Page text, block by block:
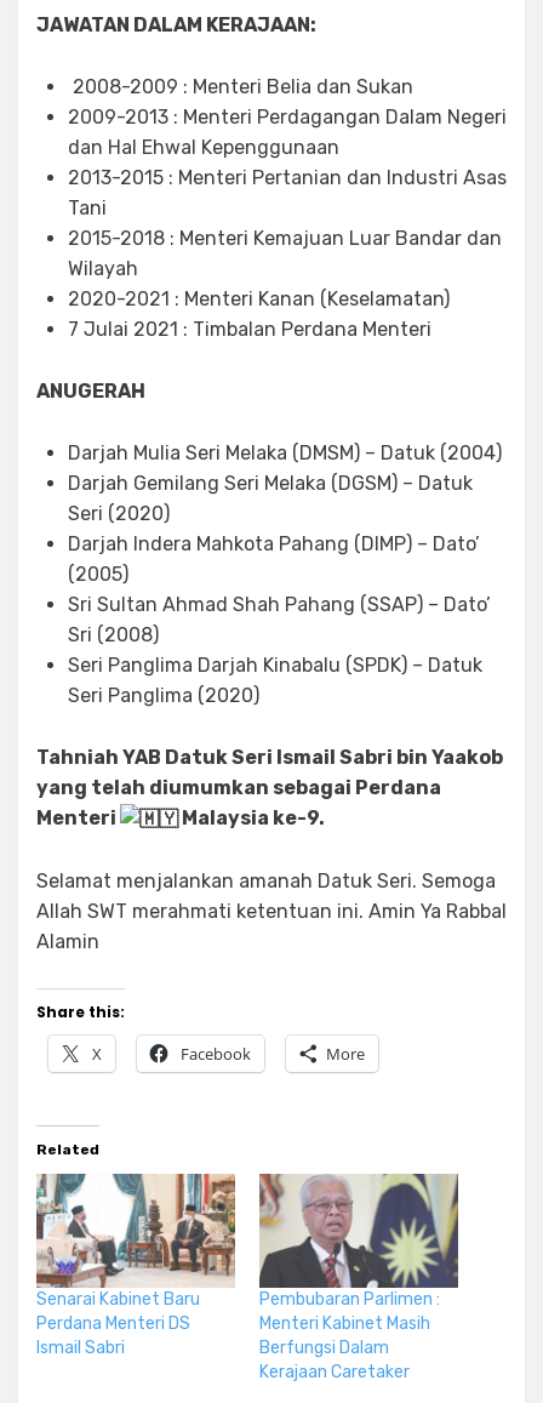
JAWATAN DALAM KERAJAAN:
2008-2009 : Menteri Belia dan Sukan
2009-2013 : Menteri Perdagangan Dalam Negeri
dan Hal Ehwal Kepenggunaan
2013-2015 : Menteri Pertanian dan Industri Asas
Tani
2015-2018 : Menteri Kemajuan Luar Bandar dan
Wilayah
2020-2021 : Menteri Kanan (Keselamatan)
7 Julai 2021 : Timbalan Perdana Menteri
ANUGERAH
Darjah Mulia Seri Melaka (DMSM) – Datuk (2004)
Darjah Gemilang Seri Melaka (DGSM) – Datuk
Seri (2020)
Darjah Indera Mahkota Pahang (DIMP) – Dato’
(2005)
Sri Sultan Ahmad Shah Pahang (SSAP) – Dato’
Sri (2008)
Seri Panglima Darjah Kinabalu (SPDK) – Datuk
Seri Panglima (2020)
Tahniah YAB Datuk Seri Ismail Sabri bin Yaakob
yang telah diumumkan sebagai Perdana
Menteri
Malaysia ke-9.
Selamat menjalankan amanah Datuk Seri. Semoga
Allah SWT merahmati ketentuan ini. Amin Ya Rabbal
Alamin
Share this:
X Facebook More
Related
Senarai Kabinet Baru
Perdana Menteri DS
Ismail Sabri
Pembubaran Parlimen :
Menteri Kabinet Masih
Berfungsi Dalam
Kerajaan Caretaker